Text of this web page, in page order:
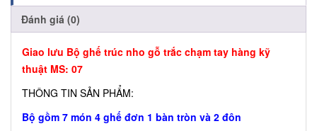
Đánh giá (0)
Giao lưu Bộ ghế trúc nho gỗ trắc chạm tay hàng kỹ
thuật MS: 07
THÔNG TIN SẢN PHẨM:
Bộ gồm 7 món 4 ghế đơn 1 bàn tròn và 2 đôn